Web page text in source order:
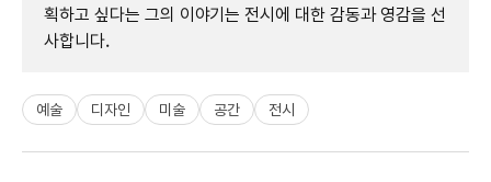
획하고 싶다는 그의 이야기는 전시에 대한 감동과 영감을 선
사합니다.
예술 디자인 미술 공간 전시